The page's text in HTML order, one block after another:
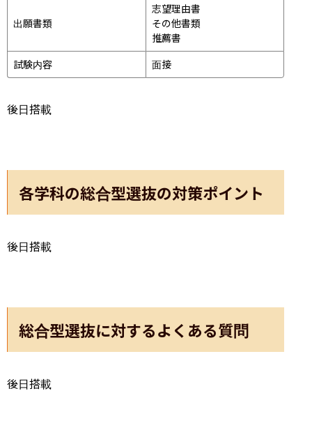
出願書類
志望理由書
その他書類
推薦書
試験内容
面接
後日搭載
各学科の総合型選抜の対策ポイント
後日搭載
総合型選抜に対するよくある質問
後日搭載